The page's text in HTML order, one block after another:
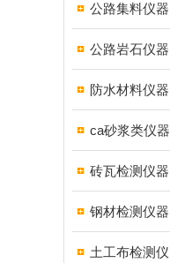
公路集料仪器
公路岩石仪器
防水材料仪器
ca砂浆类仪器
砖瓦检测仪器
钢材检测仪器
土工布检测仪